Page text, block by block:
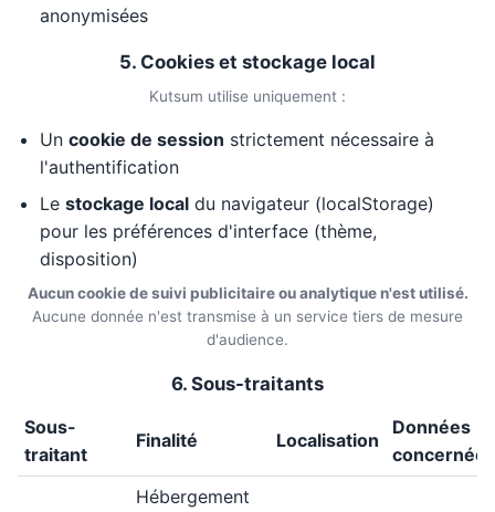
anonymisées
5. Cookies et stockage local
Kutsum utilise uniquement :
Un cookie de session strictement nécessaire à
l'authentification
Le stockage local du navigateur (localStorage)
pour les préférences d'interface (thème,
disposition)
Aucun cookie de suivi publicitaire ou analytique n'est utilisé.
Aucune donnée n'est transmise à un service tiers de mesure
d'audience.
6. Sous-traitants
Sous-
traitant
Finalité Localisation
Données
concernées
Hébergement